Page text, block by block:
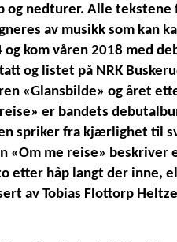
og nedturer. Alle
av musikk som kan
og kom våren 2018 med
og listet på NRK
«Glansbilde» og året
er bandets
spriker fra kjærlighet til
«Om me reise» beskriver
etter håp langt der inne,
av Tobias Flottorp